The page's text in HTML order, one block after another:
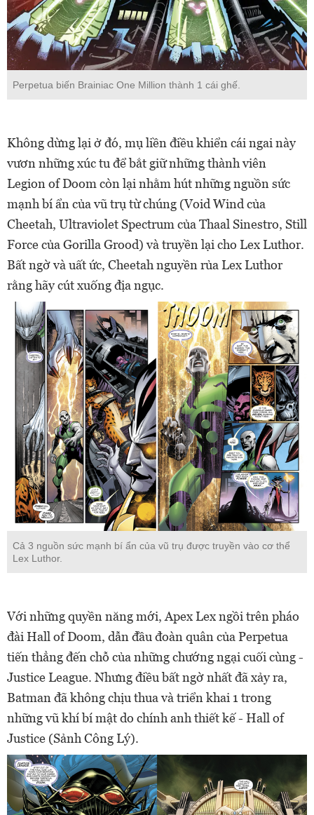
Perpetua biến Brainiac One Million thành 1 cái ghế.
Không dừng lại ở đó, mụ liền điều khiển cái ngai này
vươn những xúc tu để bắt giữ những thành viên
Legion of Doom còn lại nhằm hút những nguồn sức
mạnh bí ẩn của vũ trụ từ chúng (Void Wind của
Cheetah, Ultraviolet Spectrum của Thaal Sinestro, Still
Force của Gorilla Grood) và truyền lại cho Lex Luthor.
Bất ngờ và uất ức, Cheetah nguyền rủa Lex Luthor
rằng hãy cút xuống địa ngục.
Cả 3 nguồn sức mạnh bí ẩn của vũ trụ được truyền vào cơ thể
Lex Luthor.
Với những quyền năng mới, Apex Lex ngồi trên pháo
đài Hall of Doom, dẫn đầu đoàn quân của Perpetua
tiến thẳng đến chỗ của những chướng ngại cuối cùng -
Justice League. Nhưng điều bất ngờ nhất đã xảy ra,
Batman đã không chịu thua và triển khai 1 trong
những vũ khí bí mật do chính anh thiết kế - Hall of
Justice (Sảnh Công Lý).